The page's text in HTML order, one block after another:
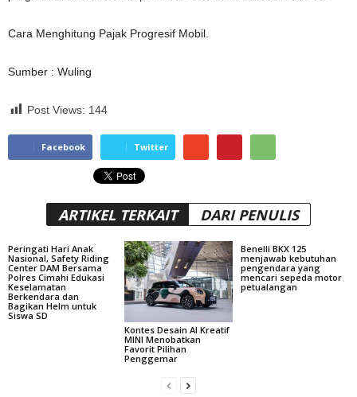
Cara Menghitung Pajak Progresif Mobil.
Sumber : Wuling
Post Views: 144
Facebook Twitter
ARTIKEL TERKAIT DARI PENULIS
Peringati Hari Anak
Nasional, Safety Riding
Center DAM Bersama
Polres Cimahi Edukasi
Keselamatan
Berkendara dan
Bagikan Helm untuk
Siswa SD
Kontes Desain AI Kreatif
MINI Menobatkan
Favorit Pilihan
Penggemar
Benelli BKX 125
menjawab kebutuhan
pengendara yang
mencari sepeda motor
petualangan